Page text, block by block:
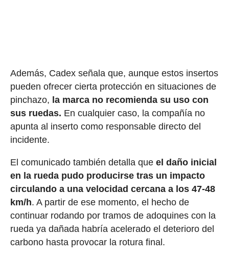
Además, Cadex señala que, aunque estos insertos
pueden ofrecer cierta protección en situaciones de
pinchazo, la marca no recomienda su uso con
sus ruedas. En cualquier caso, la compañía no
apunta al inserto como responsable directo del
incidente.
El comunicado también detalla que el daño inicial
en la rueda pudo producirse tras un impacto
circulando a una velocidad cercana a los 47-48
km/h. A partir de ese momento, el hecho de
continuar rodando por tramos de adoquines con la
rueda ya dañada habría acelerado el deterioro del
carbono hasta provocar la rotura final.